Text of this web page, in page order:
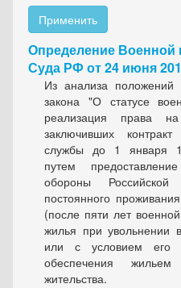
Применить
Определение Военной
Суда РФ от 24 июня
Из анализа
закона "О статусе
реализация права
заключивших
службы до 1 января
путем
обороны
постоянного
(после пяти лет
жилья при увольнении
или с условием его
обеспечения
жительства.